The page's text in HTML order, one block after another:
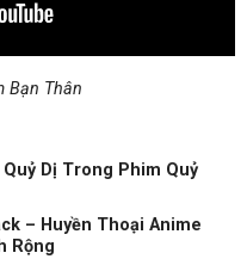
Bạn Thân
Quỷ Dị Trong Phim Quỷ
– Huyền Thoại Anime
Rộng